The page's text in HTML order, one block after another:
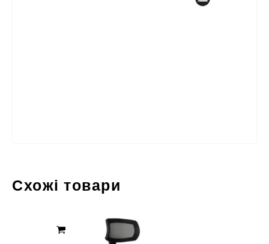
Схожі товари